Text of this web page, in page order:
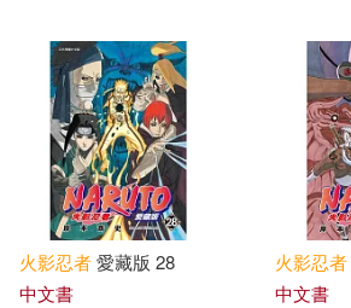
矢野 隆(1) 経塚丸雄(1)
其他 (可複選)
現在可購買商品(49)
作者/演唱/譯/編/繪(1)
價格
範圍
火影忍者愛藏版 28
中文書
火影忍者
中文書